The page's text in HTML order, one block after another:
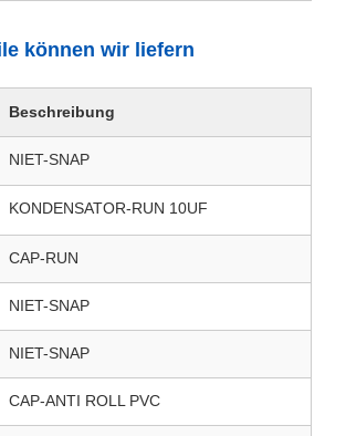
können wir liefern
Beschreibung
NIET-SNAP
KONDENSATOR-RUN 10UF
CAP-RUN
NIET-SNAP
NIET-SNAP
CAP-ANTI ROLL PVC